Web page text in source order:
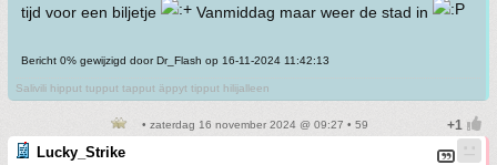
tijd voor een biljetje
Vanmiddag maar weer de stad in
Bericht 0% gewijzigd door Dr_Flash op 16-11-2024 11:42:13
Salivili hipput tupput tapput äppyt tipput hilijalleen
• zaterdag 16 november 2024 @ 09:27 • 59
Lucky_Strike